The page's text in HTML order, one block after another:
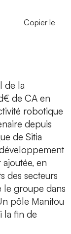
Copier le
de la
de CA en
robotique
depuis
de Sitia
en
des secteurs
le groupe dans
pôle Manitou
la fin de